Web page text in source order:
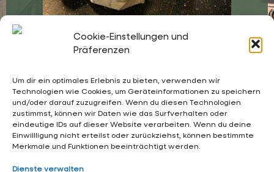
Cookie-Einstellungen und
Präferenzen
Um dir ein optimales Erlebnis zu bieten, verwenden wir
Technologien wie Cookies, um Geräteinformationen zu speichern
und/oder darauf zuzugreifen. Wenn du diesen Technologien
zustimmst, können wir Daten wie das Surfverhalten oder
eindeutige IDs auf dieser Website verarbeiten. Wenn du deine
Einwillligung nicht erteilst oder zurückziehst, können bestimmte
Merkmale und Funktionen beeinträchtigt werden.
Dienste verwalten
Herzlichen Dank an alle, die sich beteiligt haben.
02053 4969 0
sekretariat@waldschloesschen.schule